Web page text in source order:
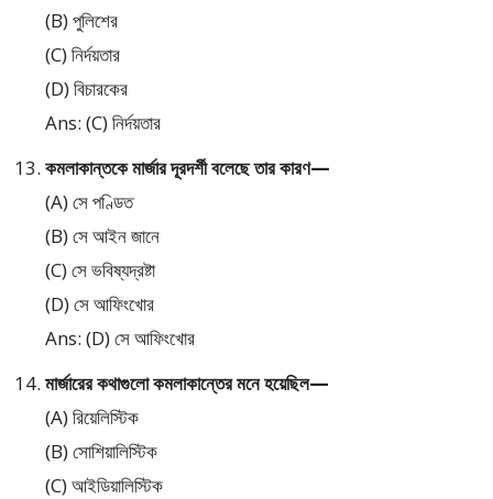
(B) পুলিশের
(C) নির্দয়তার
(D) বিচারকের
Ans: (C) নির্দয়তার
কমলাকান্তকে মার্জার দূরদর্শী বলেছে তার কারণ—
(A) সে পণ্ডিত
(B) সে আইন জানে
(C) সে ভবিষ্যদ্রষ্টা
(D) সে আফিংখোর
Ans: (D) সে আফিংখোর
মার্জারের কথাগুলো কমলাকান্তের মনে হয়েছিল—
(A) রিয়েলিস্টিক
(B) সোশিয়ালিস্টিক
(C) আইডিয়ালিস্টিক